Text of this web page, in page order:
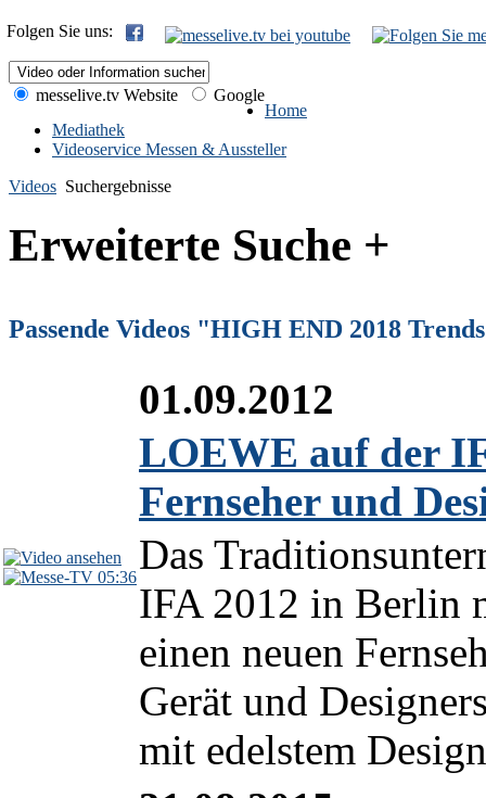
Folgen Sie uns:
messelive.tv Website
Google
Home
Mediathek
Videoservice Messen & Aussteller
Videos Suchergebnisse
Erweiterte Suche +
Passende Videos "HIGH END 2018
05:36
01.09.2012
LOEWE auf der
Fernseher und
Das
IFA 2012 in Berlin
einen neuen
Gerät und
mit edelstem